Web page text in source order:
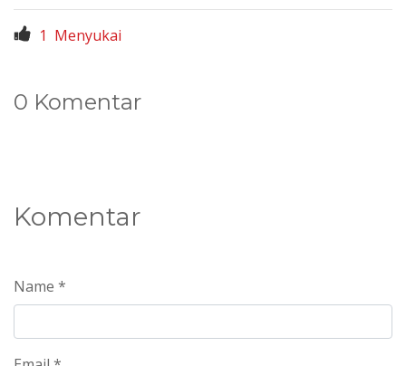
1 Menyukai
0 Komentar
Komentar
Name *